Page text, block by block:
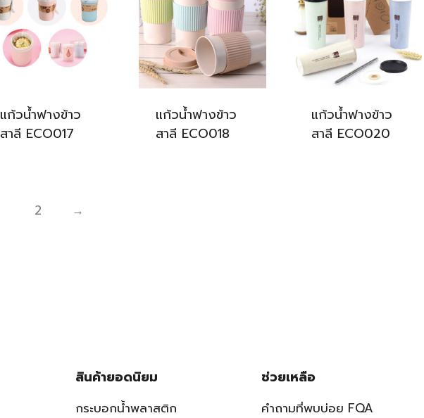
แก้วน้ำฟางข้าว
สาลี ECO017
แก้วน้ำฟางข้าว
สาลี ECO018
แก้วน้ำฟางข้าว
สาลี ECO020
2 →
สินค้ายอดนิยม
กระบอกน้ำพลาสติก
ช่วยเหลือ
คำถามที่พบบ่อย FQA